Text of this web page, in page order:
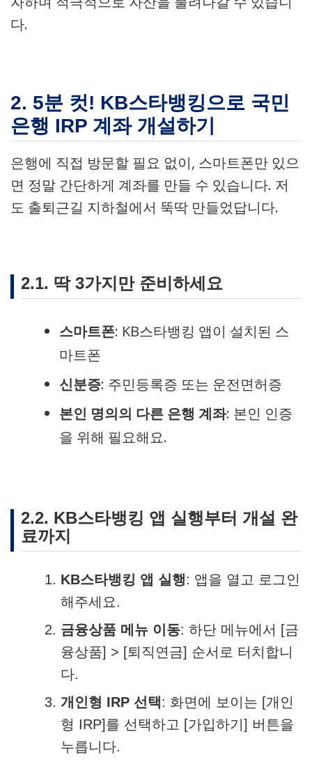
다.
2. 5분 컷! KB스타뱅킹으로 국민
은행 IRP 계좌 개설하기
은행에 직접 방문할 필요 없이, 스마트폰만 있으
면 정말 간단하게 계좌를 만들 수 있습니다. 저
도 출퇴근길 지하철에서 뚝딱 만들었답니다.
2.1. 딱 3가지만 준비하세요
스마트폰: KB스타뱅킹 앱이 설치된 스
마트폰
신분증: 주민등록증 또는 운전면허증
본인 명의의 다른 은행 계좌: 본인 인증
을 위해 필요해요.
2.2. KB스타뱅킹 앱 실행부터 개설 완
료까지
KB스타뱅킹 앱 실행: 앱을 열고 로그인
해주세요.
금융상품 메뉴 이동: 하단 메뉴에서 [금
융상품] > [퇴직연금] 순서로 터치합니
다.
개인형 IRP 선택: 화면에 보이는 [개인
형 IRP]를 선택하고 [가입하기] 버튼을
누릅니다.